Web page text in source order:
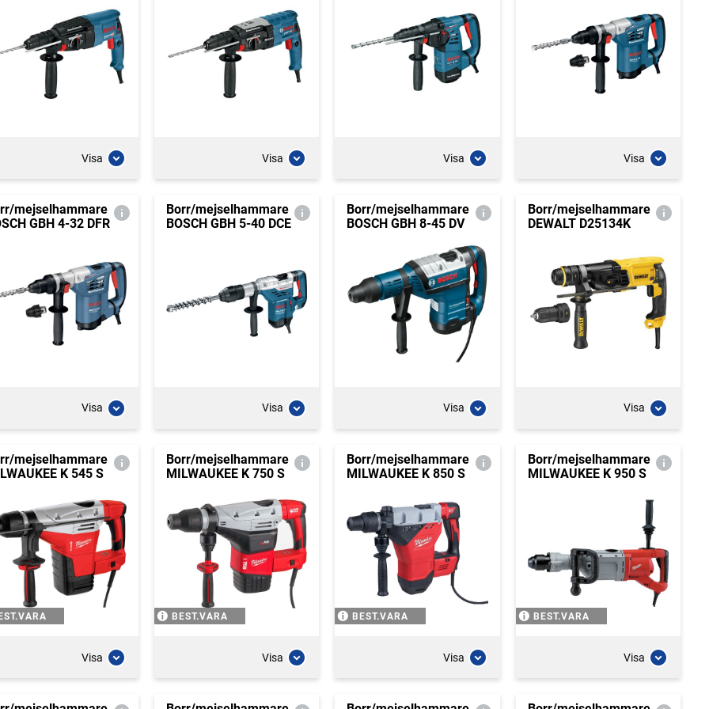
Visa Visa Visa Visa
mejselhammare
GBH 4-32 DFR
Visa
Borr/mejselhammare
BOSCH GBH 5-40 DCE
Visa
Borr/mejselhammare
BOSCH GBH 8-45 DV
Visa
Borr/mejselhammare
DEWALT D25134K
Visa
mejselhammare
K 545 S
Visa
Borr/mejselhammare
MILWAUKEE K 750 S
BEST.VARA
Visa
Borr/mejselhammare
MILWAUKEE K 850 S
BEST.VARA
Visa
Borr/mejselhammare
MILWAUKEE K 950 S
BEST.VARA
Visa